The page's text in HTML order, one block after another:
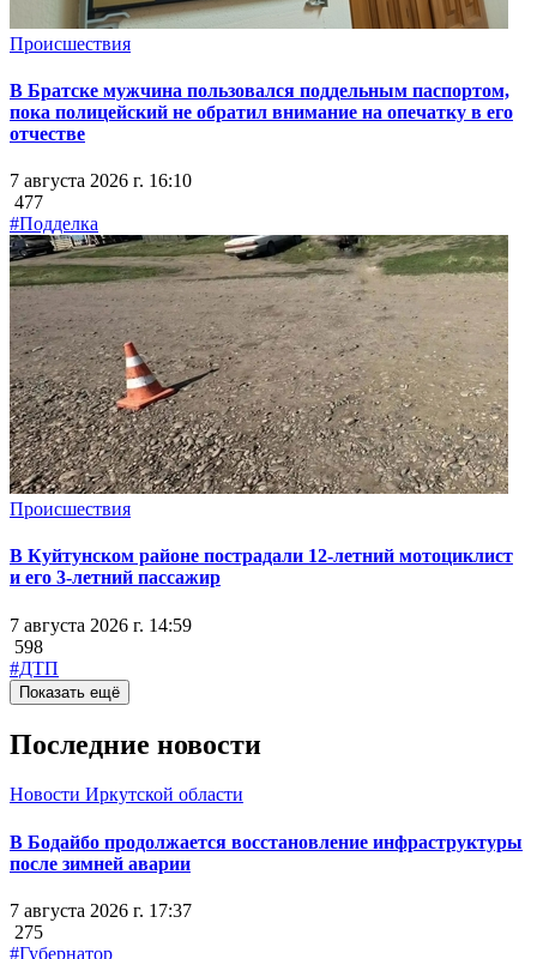
Происшествия
В Братске мужчина пользовался поддельным паспортом,
пока полицейский не обратил внимание на опечатку в его
отчестве
7 августа 2026 г. 16:10
477
#Подделка
Происшествия
В Куйтунском районе пострадали 12-летний мотоциклист
и его 3-летний пассажир
7 августа 2026 г. 14:59
598
#ДТП
Показать ещё
Последние новости
Новости Иркутской области
В Бодайбо продолжается восстановление инфраструктуры
после зимней аварии
7 августа 2026 г. 17:37
275
#Губернатор